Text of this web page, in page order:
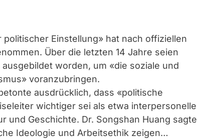
Einstellung» hat nach offiziellen
Über die letzten 14 Jahre seien
worden, um «die soziale und
voranzubringen.
ausdrücklich, dass «politische
wichtiger sei als etwa interpersonelle
und Geschichte. Dr. Songshan Huang sagte
Ideologie und Arbeitsethik zeigen…